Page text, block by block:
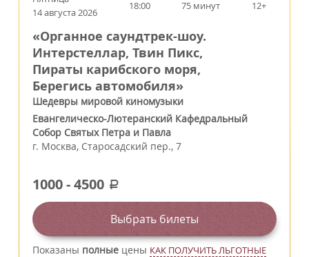
14 августа 2026
18:00 75 минут 12+
«Органное саундтрек-шоу.
Интерстеллар, Твин Пикс,
Пираты карибского моря,
Берегись автомобиля»
Шедевры мировой киномузыки
Евангелическо-Лютеранский Кафедральный
Собор Святых Петра и Павла
г. Москва, Старосадский пер., 7
1000-4500 a
Выбрать билеты
Показаны полные цены КАК ПОЛУЧИТЬ ЛЬГОТНЫЕ